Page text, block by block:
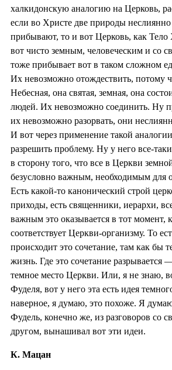
халкидонскую аналогию на Церковь,
если во Христе две природы неслиянно
прибывают, то и вот Церковь, как Тело
вот чисто земным, человеческим и со
тоже прибывает вот в таком сложном
Их невозможно отождествить, потому
Небесная, она святая, земная, она
людей. Их невозможно соединить. Ну
их невозможно разорвать, они
И вот через применение такой
разрешить проблему. Ну у него все-
в сторону того, что все в Церкви
безусловно важным, необходимым для
Есть какой-то канонический строй
приходы, есть священники, иерархи,
важным это оказывается в тот момент,
соответствует Церкви-организму. То
происходит это сочетание, там как бы
жизнь. Где это сочетание разрывается
темное место Церкви. Или, я не знаю,
Фуделя, вот у него эта есть идея
наверное, я думаю, это похоже. Я
Фудель, конечно же, из разговоров со
другом, вынашивал вот эти идеи.
К. Мацан